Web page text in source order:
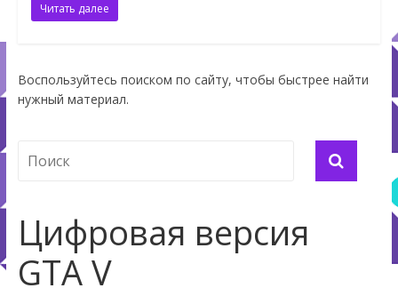
Читать далее
Воспользуйтесь поиском по сайту, чтобы быстрее найти
нужный материал.
Цифровая версия
GTA V